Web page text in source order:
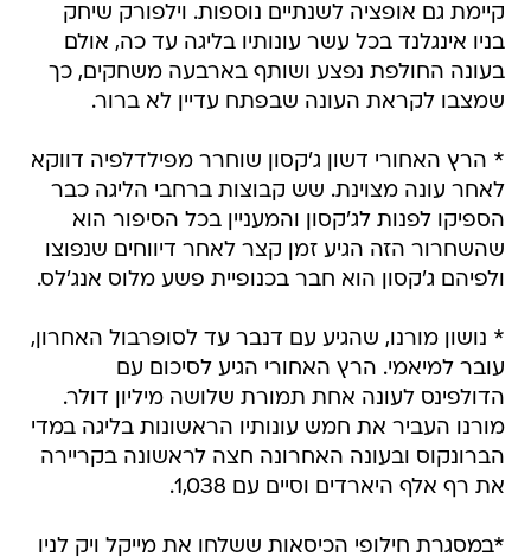
קיימת גם אופציה לשנתיים נוספות. וילפורק שיחק
בניו אינגלנד בכל עשר עונותיו בליגה עד כה, אולם
בעונה החולפת נפצע ושותף בארבעה משחקים, כך
שמצבו לקראת העונה שבפתח עדיין לא ברור.
* הרץ האחורי דשון ג'קסון שוחרר מפילדלפיה דווקא
לאחר עונה מצוינת. שש קבוצות ברחבי הליגה כבר
הספיקו לפנות לג'קסון והמעניין בכל הסיפור הוא
שהשחרור הזה הגיע זמן קצר לאחר דיווחים שנפוצו
ולפיהם ג'קסון הוא חבר בכנופיית פשע מלוס אנג'לס.
* נושון מורנו, שהגיע עם דנבר עד לסופרבול האחרון,
עובר למיאמי. הרץ האחורי הגיע לסיכום עם
הדולפינס לעונה אחת תמורת שלושה מיליון דולר.
מורנו העביר את חמש עונותיו הראשונות בליגה במדי
הברונקוס ובעונה האחרונה חצה לראשונה בקריירה
את רף אלף היארדים וסיים עם 1,038.
*במסגרת חילופי הכיסאות ששלחו את מייקל ויק לניו